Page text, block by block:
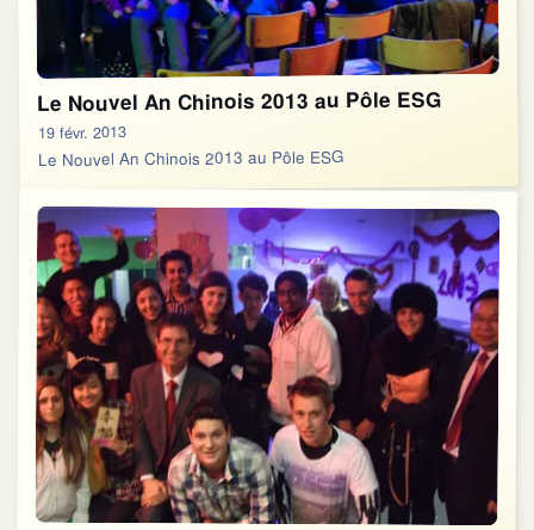
Le Nouvel An Chinois 2013 au Pôle ESG
19 févr. 2013
Le Nouvel An Chinois 2013 au Pôle ESG